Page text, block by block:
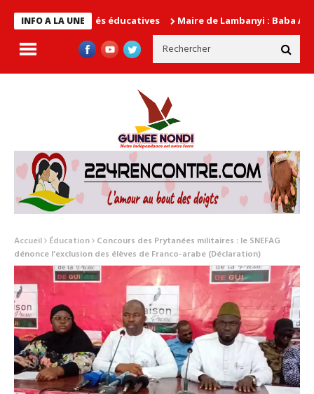
INFO A LA UNE
autorités éducatives Maire de Lambanyi : Baba Alimou Barry
Accueil Éducation Concours des Prytanées militaires : le SNEFAG
dénonce l’exclusion des élèves de Franco-arabe (Déclaration)